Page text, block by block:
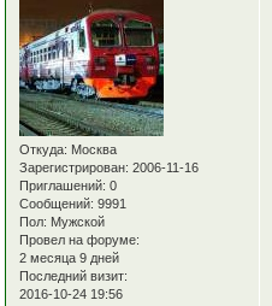
Откуда: Москва
Зарегистрирован: 2006-11-16
Приглашений: 0
Сообщений: 9991
Пол: Мужской
Провел на форуме:
2 месяца 9 дней
Последний визит:
2016-10-24 19:56